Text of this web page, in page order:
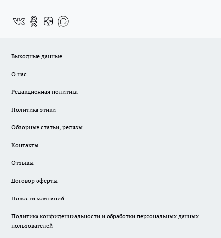
Выходные данные
О нас
Редакционная политика
Политика этики
Обзорные статьи, релизы
Контакты
Отзывы
Договор оферты
Новости компаний
Политика конфиденциальности и обработки персональных данных
пользователей